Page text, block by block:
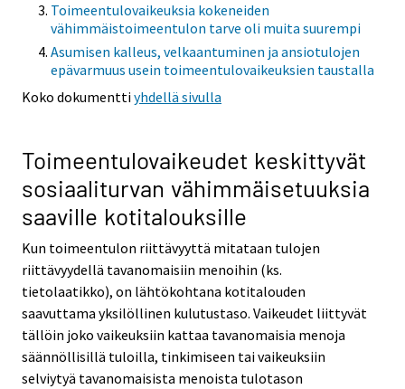
Toimeentulovaikeuksia kokeneiden
vähimmäistoimeentulon tarve oli muita suurempi
Asumisen kalleus, velkaantuminen ja ansiotulojen
epävarmuus usein toimeentulovaikeuksien taustalla
Koko dokumenttiyhdellä sivulla
Toimeentulovaikeudet keskittyvät
sosiaaliturvan vähimmäisetuuksia
saaville kotitalouksille
Kun toimeentulon riittävyyttä mitataan tulojen
riittävyydellä tavanomaisiin menoihin (ks.
tietolaatikko), on lähtökohtana kotitalouden
saavuttama yksilöllinen kulutustaso. Vaikeudet liittyvät
tällöin joko vaikeuksiin kattaa tavanomaisia menoja
säännöllisillä tuloilla, tinkimiseen tai vaikeuksiin
selviytyä tavanomaisista menoista tulotason